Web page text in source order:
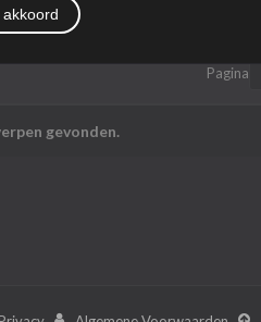
Pagina
gevonden.
akkoord